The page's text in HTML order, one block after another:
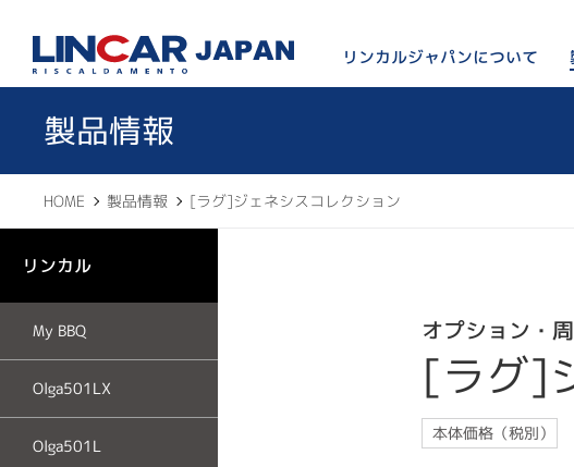
リンカルジャパンについて
製品情報
HOME 製品情報 [ラグ]ジェネシスコレクション
リンカル
My BBQ
Olga501LX
Olga501L
オプション・
[ラグ]
本体価格（税別）